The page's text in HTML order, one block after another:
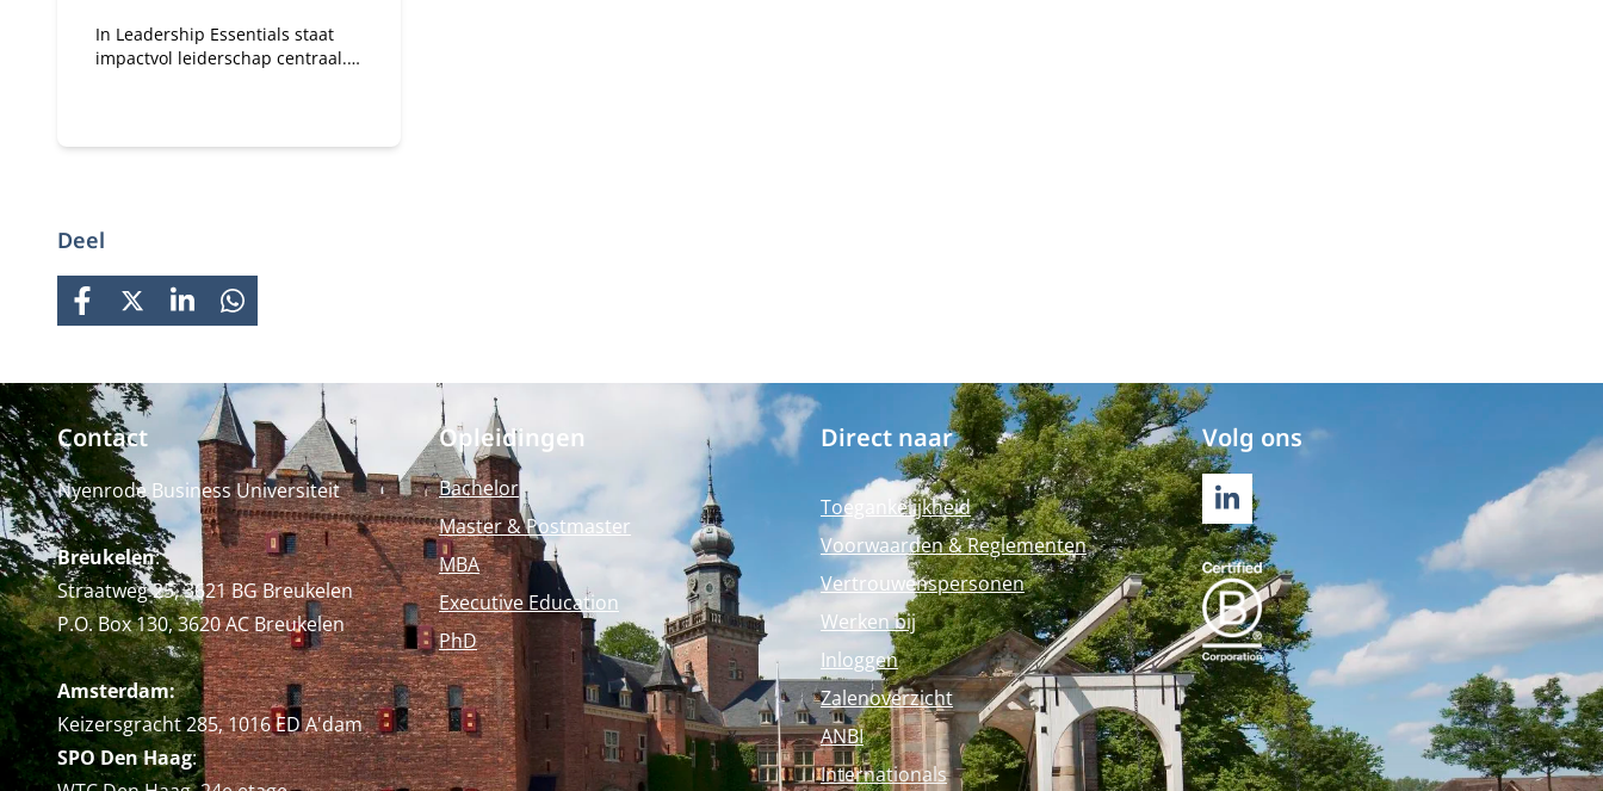
In Leadership Essentials staat
impactvol leiderschap centraal.
te mobiliseren richting een
Deel
FACEBOOK
X LINKEDINWHATSAPP
Contact
Nyenrode Business Universiteit
Breukelen:
Straatweg 25, 3621 BG Breukelen
P.O. Box 130, 3620 AC Breukelen
Amsterdam:
Keizersgracht 285, 1016 ED A'dam
SPO Den Haag:
Opleidingen
Bachelor
Master & Postmaster
MBA
Executive Education
PhD
Direct naar
Toegankelijkheid
Voorwaarden & Reglementen
Vertrouwenspersonen
Werken bij
Inloggen
Zalenoverzicht
ANBI
Internationals
Volg ons
LINKEDIN